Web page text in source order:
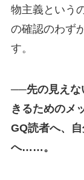
物主義という
の確認のわず
す。
──先の見えな
きるためのメ
GQ読者へ、
へ……。